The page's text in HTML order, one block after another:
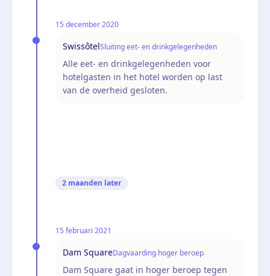
15 december 2020
SwissôtelSluiting eet- en drinkgelegenheden
Alle eet- en drinkgelegenheden voor
hotelgasten in het hotel worden op last
van de overheid gesloten.
2 maanden later
15 februari 2021
Dam SquareDagvaarding hoger beroep
Dam Square gaat in hoger beroep tegen